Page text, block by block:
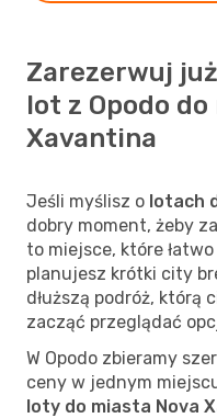
Zarezerwuj
lot z Opodo
Xavantina
Jeśli myślisz o lotach
dobry moment, żeby
to miejsce, które
planujesz krótki city
dłuższą podróż, którą
zacząć przeglądać
W Opodo zbieramy
ceny w jednym
loty do miasta Nova